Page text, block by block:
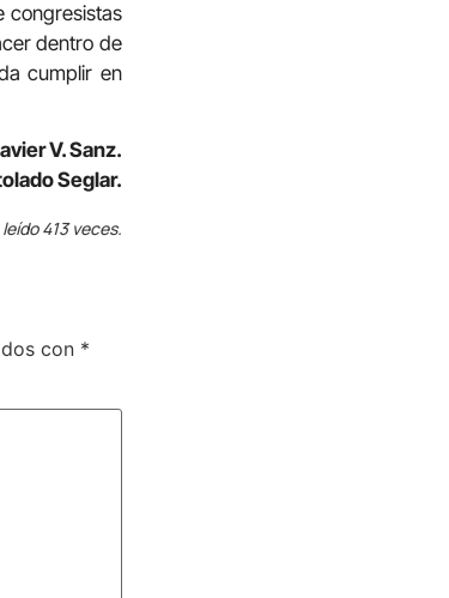
congresistas
dentro de
cumplir en
V. Sanz.
Seglar.
413 veces.
con *